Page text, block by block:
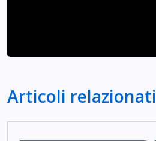
Articoli relazionati